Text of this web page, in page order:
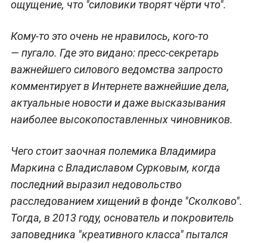
ощущение, что "силовики творят чёрти что".
Кому-то это очень не нравилось, кого-то
— пугало. Где это видано: пресс-секретарь
важнейшего силового ведомства запросто
комментирует в Интернете важнейшие дела,
актуальные новости и даже высказывания
наиболее высокопоставленных чиновников.
Чего стоит заочная полемика Владимира
Маркина с Владиславом Сурковым, когда
последний выразил недовольство
расследованием хищений в фонде "Сколково".
Тогда, в 2013 году, основатель и покровитель
заповедника "креативного класса" пытался